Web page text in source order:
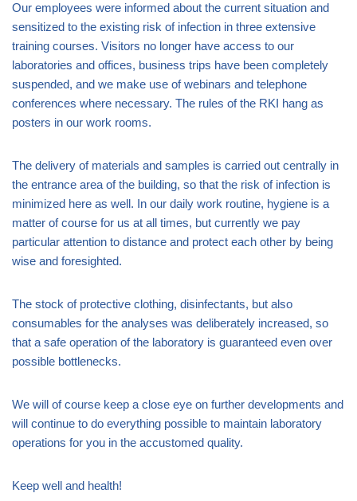
Our employees were informed about the current situation and
sensitized to the existing risk of infection in three extensive
training courses. Visitors no longer have access to our
laboratories and offices, business trips have been completely
suspended, and we make use of webinars and telephone
conferences where necessary. The rules of the RKI hang as
posters in our work rooms.
The delivery of materials and samples is carried out centrally in
the entrance area of the building, so that the risk of infection is
minimized here as well. In our daily work routine, hygiene is a
matter of course for us at all times, but currently we pay
particular attention to distance and protect each other by being
wise and foresighted.
The stock of protective clothing, disinfectants, but also
consumables for the analyses was deliberately increased, so
that a safe operation of the laboratory is guaranteed even over
possible bottlenecks.
We will of course keep a close eye on further developments and
will continue to do everything possible to maintain laboratory
operations for you in the accustomed quality.
Keep well and health!